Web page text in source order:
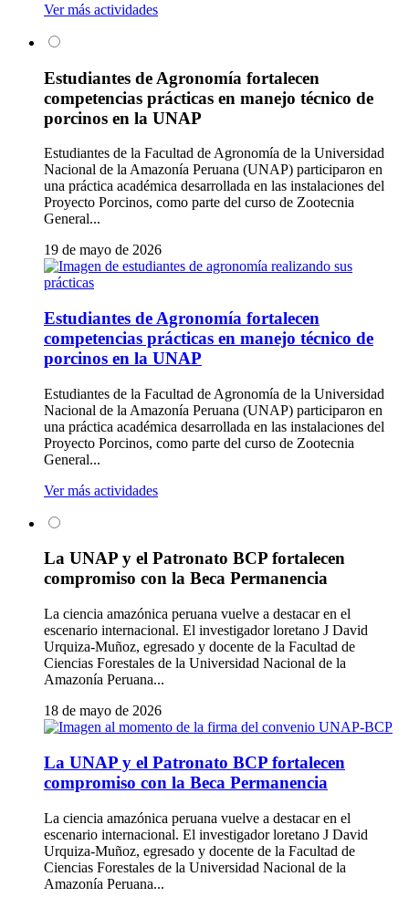
Ver más actividades
Estudiantes de Agronomía fortalecen
competencias prácticas en manejo técnico de
porcinos en la UNAP
Estudiantes de la Facultad de Agronomía de la Universidad
Nacional de la Amazonía Peruana (UNAP) participaron en
una práctica académica desarrollada en las instalaciones del
Proyecto Porcinos, como parte del curso de Zootecnia
General...
19 de mayo de 2026
Estudiantes de Agronomía fortalecen
competencias prácticas en manejo técnico de
porcinos en la UNAP
Estudiantes de la Facultad de Agronomía de la Universidad
Nacional de la Amazonía Peruana (UNAP) participaron en
una práctica académica desarrollada en las instalaciones del
Proyecto Porcinos, como parte del curso de Zootecnia
General...
Ver más actividades
La UNAP y el Patronato BCP fortalecen
compromiso con la Beca Permanencia
La ciencia amazónica peruana vuelve a destacar en el
escenario internacional. El investigador loretano J David
Urquiza-Muñoz, egresado y docente de la Facultad de
Ciencias Forestales de la Universidad Nacional de la
Amazonía Peruana...
18 de mayo de 2026
La UNAP y el Patronato BCP fortalecen
compromiso con la Beca Permanencia
La ciencia amazónica peruana vuelve a destacar en el
escenario internacional. El investigador loretano J David
Urquiza-Muñoz, egresado y docente de la Facultad de
Ciencias Forestales de la Universidad Nacional de la
Amazonía Peruana...